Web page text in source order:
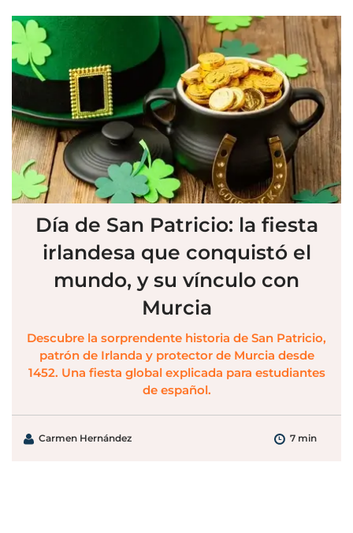
Día de San Patricio: la fiesta
irlandesa que conquistó el
mundo, y su vínculo con
Murcia
Descubre la sorprendente historia de San Patricio,
patrón de Irlanda y protector de Murcia desde
1452. Una fiesta global explicada para estudiantes
de español.
Carmen Hernández 7 min